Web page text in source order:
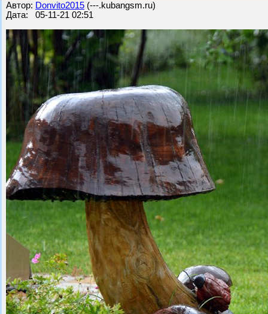
Автор: Donvito2015 (---.kubangsm.ru)
Дата: 05-11-21 02:51